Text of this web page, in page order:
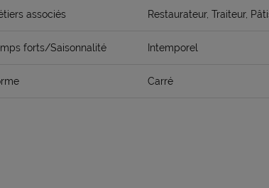
associés Restaurateur, Traiteur,
forts/Saisonnalité Intemporel
Carré